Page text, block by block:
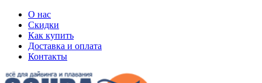
О нас
Скидки
Как купить
Доставка и оплата
Контакты